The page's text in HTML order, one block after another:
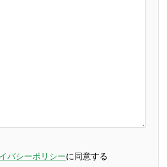
バシーポリシーに同意する